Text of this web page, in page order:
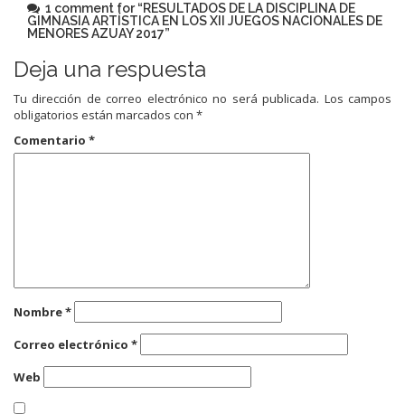
1 comment for “RESULTADOS DE LA DISCIPLINA DE
GIMNASIA ARTÍSTICA EN LOS XII JUEGOS NACIONALES DE
MENORES AZUAY 2017”
Deja una respuesta
Tu dirección de correo electrónico no será publicada. Los campos
obligatorios están marcados con *
Comentario *
Nombre*
Correo electrónico *
Web